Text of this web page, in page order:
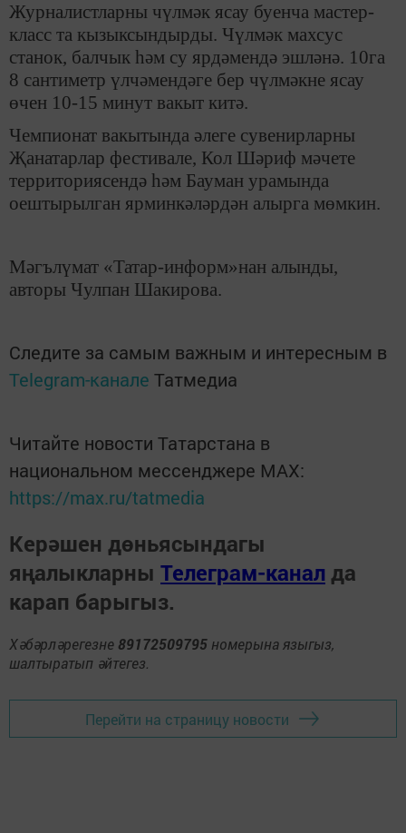
Журналистларны чүлмәк ясау буенча мастер-
класс та кызыксындырды. Чүлмәк махсус
станок, балчык һәм су ярдәмендә эшләнә. 10га
8 сантиметр үлчәмендәге бер чүлмәкне ясау
өчен 10-15 минут вакыт китә.
Чемпионат вакытында әлеге сувенирларны
Җанатарлар фестивале, Кол Шәриф мәчете
территориясендә һәм Бауман урамында
оештырылган ярминкәләрдән алырга мөмкин.
Мәгълүмат «Татар-информ»нан алынды,
авторы Чулпан Шакирова.
Следите за самым важным и интересным в
Telegram-канале Татмедиа
Читайте новости Татарстана в
национальном мессенджере MАХ:
https://max.ru/tatmedia
Керәшен дөньясындагы
яңалыкларны Телеграм-канал да
карап барыгыз.
Хәбәрләрегезне 89172509795 номерына языгыз,
шалтыратып әйтегез.
Перейти на страницу новости